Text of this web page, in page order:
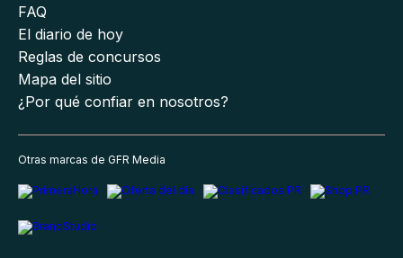
FAQ
El diario de hoy
Reglas de concursos
Mapa del sitio
¿Por qué confiar en nosotros?
Otras marcas de GFR Media